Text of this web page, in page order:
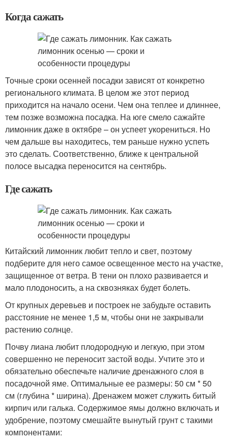
Когда сажать
Точные сроки осенней посадки зависят от конкретно
регионального климата. В целом же этот период
приходится на начало осени. Чем она теплее и длиннее,
тем позже возможна посадка. На юге смело сажайте
лимонник даже в октябре – он успеет укорениться. Но
чем дальше вы находитесь, тем раньше нужно успеть
это сделать. Соответственно, ближе к центральной
полосе высадка переносится на сентябрь.
Где сажать
Китайский лимонник любит тепло и свет, поэтому
подберите для него самое освещенное место на участке,
защищенное от ветра. В тени он плохо развивается и
мало плодоносить, а на сквозняках будет болеть.
От крупных деревьев и построек не забудьте оставить
расстояние не менее 1,5 м, чтобы они не закрывали
растению солнце.
Почву лиана любит плодородную и легкую, при этом
совершенно не переносит застой воды. Учтите это и
обязательно обеспечьте наличие дренажного слоя в
посадочной яме. Оптимальные ее размеры: 50 см * 50
см (глубина * ширина). Дренажем может служить битый
кирпич или галька. Содержимое ямы должно включать и
удобрение, поэтому смешайте вынутый грунт с такими
компонентами: